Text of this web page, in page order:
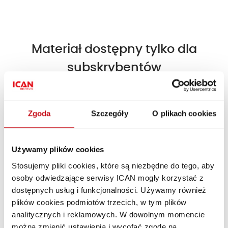
Zgoda Szczegóły O plikach cookies
Używamy plików cookies
Stosujemy pliki cookies, które są niezbędne do tego, aby
osoby odwiedzające serwisy ICAN mogły korzystać z
dostępnych usług i funkcjonalności. Używamy również
plików cookies podmiotów trzecich, w tym plików
analitycznych i reklamowych. W dowolnym momencie
Materiał dostępny tylko dla
subskrybentów
Dołącz do subskrybentów i korzystaj z treści
Jesteś subskrybentem?Zaloguj się »